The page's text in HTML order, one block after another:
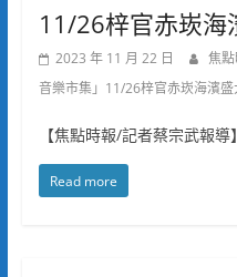
11/26梓官赤崁海
2023 年 11 月 22 日 焦
音樂市集」11/26梓官赤崁海濱盛
【焦點時報/記者蔡宗武報
Read more